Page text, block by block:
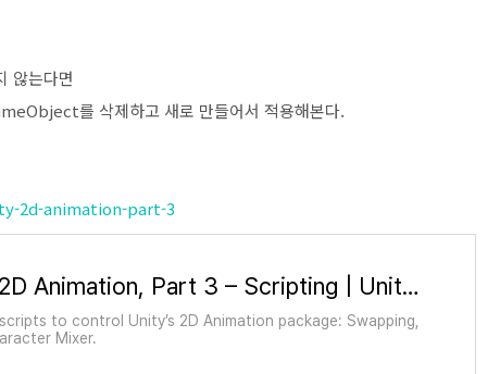
않는다면
를 삭제하고 새로 만들어서 적용해본다.
2d-animation-part-3
Unity 2D Animation, Part 3 – Scripting | Unity Tutorial
to control Unity’s 2D Animation package: Swapping,
Mixer.